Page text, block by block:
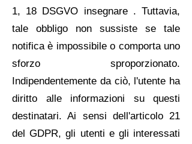
1, 18 DSGVO insegnare . Tuttavia,
tale obbligo non sussiste se tale
notifica è impossibile o comporta uno
sforzo sproporzionato.
Indipendentemente da ciò, l'utente ha
diritto alle informazioni su questi
destinatari. Ai sensi dell'articolo 21
del GDPR, gli utenti e gli interessati